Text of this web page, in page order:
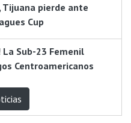
Tijuana pierde ante
Cup
La Sub-23 Femenil
Centroamericanos